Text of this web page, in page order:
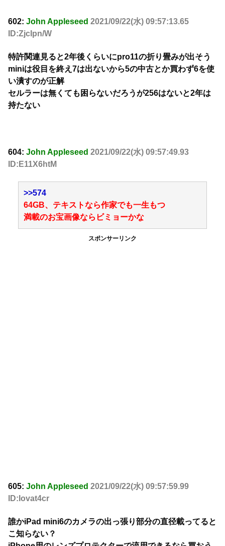
602: John Appleseed 2021/09/22(水) 09:57:13.65
ID:ZjcIpn/W
特許関連見ると2年後くらいにpro11の折り畳みが出そう
miniは役目を終え7は出ないから5の中古とか買わず6を使
い潰すのが正解
セルラーは無くても困らないだろうが256はないと2年は
持たない
604: John Appleseed 2021/09/22(水) 09:57:49.93
ID:E11X6htM
>>574
64GB、テキストなら作家でも一生もつ
満載のお宝画像ならビミョーかな
スポンサーリンク
605: John Appleseed 2021/09/22(水) 09:57:59.99
ID:Iovat4cr
誰かiPad mini6のカメラの出っ張り部分の直径載ってると
こ知らない？